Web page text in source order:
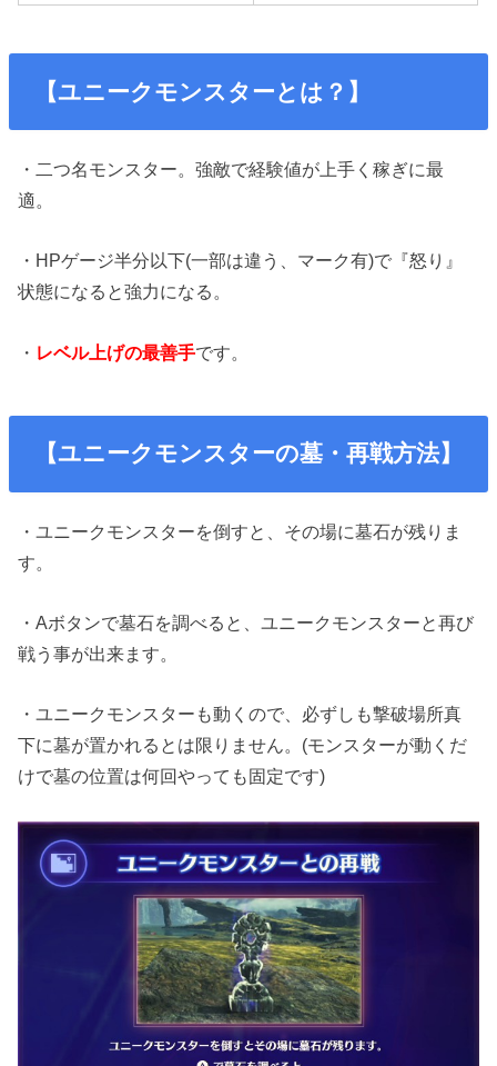
【ユニークモンスターとは？】
・二つ名モンスター。強敵で経験値が上手く稼ぎに最
適。
・HPゲージ半分以下(一部は違う、マーク有)で『怒り』
状態になると強力になる。
・ レベル上げの最善手です。
【ユニークモンスターの墓・再戦方法】
・ユニークモンスターを倒すと、その場に墓石が残りま
す。
・Aボタンで墓石を調べると、ユニークモンスターと再び
戦う事が出来ます。
・ユニークモンスターも動くので、必ずしも撃破場所真
下に墓が置かれるとは限りません。(モンスターが動くだ
けで墓の位置は何回やっても固定です)